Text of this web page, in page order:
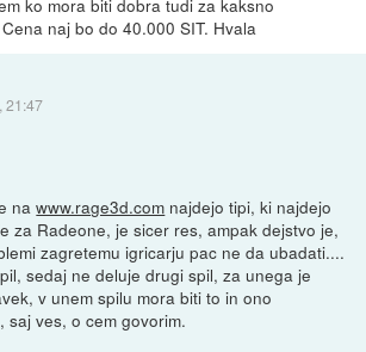
ko mora biti dobra tudi za kaksno
naj bo do 40.000 SIT. Hvala
21:47
nawww.rage3d.com najdejo tipi, ki najdejo
za Radeone, je sicer res, ampak dejstvo je,
zagretemu igricarju pac ne da ubadati....
sedaj ne deluje drugi spil, za unega je
v unem spilu mora biti to in ono
saj ves, o cem govorim.